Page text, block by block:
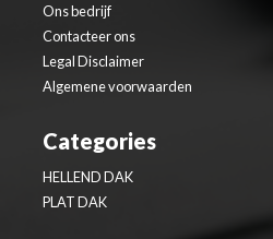
Ons bedrijf
Contacteer ons
Legal Disclaimer
Algemene voorwaarden
Categories
HELLEND DAK
PLAT DAK